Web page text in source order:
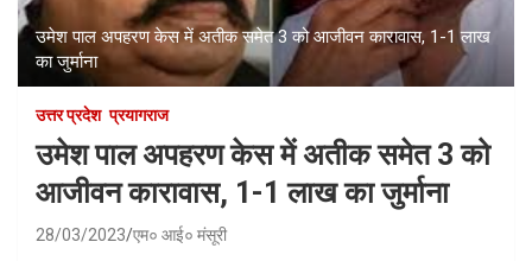
उमेश पाल अपहरण केस में अतीक समेत 3 को आजीवन कारावास, 1-1 लाख
का जुर्माना
उत्तर प्रदेश प्रयागराज
उमेश पाल अपहरण केस में अतीक समेत 3 को
आजीवन कारावास, 1-1 लाख का जुर्माना
28/03/2023 एम० आई० मंसूरी